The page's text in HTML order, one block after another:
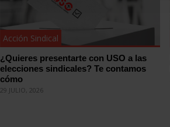
Acción Sindical
¿Quieres presentarte con USO a las
elecciones sindicales? Te contamos
cómo
29 JULIO, 2026